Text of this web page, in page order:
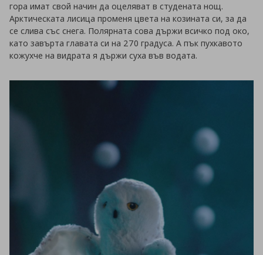
гора имат свой начин да оцеляват в студената нощ.
Арктическата лисица променя цвета на козината си, за да
се слива със снега. Полярната сова държи всичко под око,
като завърта главата си на 270 градуса. А пък пухкавото
кожухче на видрата я държи суха във водата.